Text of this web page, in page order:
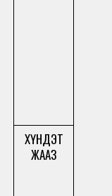
ХҮНДЭТ
ЖААЗ